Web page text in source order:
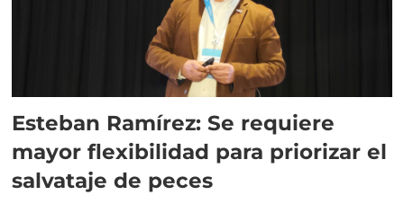
Esteban Ramírez: Se requiere
mayor flexibilidad para priorizar el
salvataje de peces